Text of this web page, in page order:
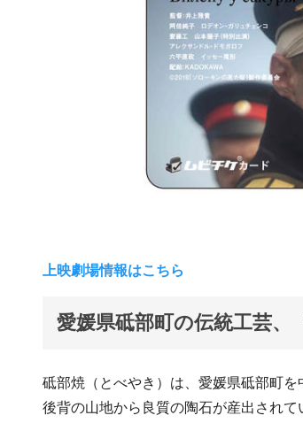
上映劇場情報はこちら
愛媛県砥部町の伝統工芸、
砥部焼（とべやき）は、愛媛県砥部町を
後背の山地から良質の陶石が産出され